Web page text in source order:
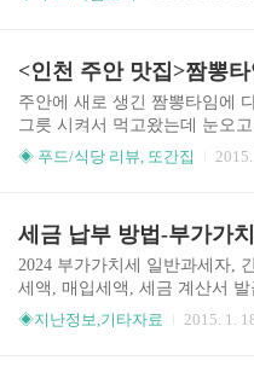
들어있었네요. 얼른 책상 옆에
않더라구요. 300ml짜리. 가지
물 마시라고 해야겠..
같아서요. 밥 넣어서 볶기 전에
깨를 뿌리면 반찬으로 먹어도
한그릇 뚝딱.... 은 넘 심한가요..
아주었어요. 거의 약한 불에서
완성 되었어요. 넓은 그릇에 담
잘 먹을지 모르겠다고 생각했
서 먹었..
주안에 새로 생긴 짬뽕타임에
그릇 시켜서 먹고왔는데 눈오
도 손님 엄청 많더라구요. 가게
능하고 단무지 리필은 셀프예
깔끔하고 깨끗해요. 그리고 좌
쪽으로 배치되어 있어요. 저희
는데 사진을 보다보니 탕수육
ㅋㅋ 수북히 나오네요. 대짜리
◈ 푸드/식당 리뷰, 또간집
세금 납부 방법-부가가
2024 부가가치세 일반과세자,
세액, 매입세액, 세금 계산서
과세자 과세기간, 과세표준, 매
◈지난정보,기타자료 2015. 1.